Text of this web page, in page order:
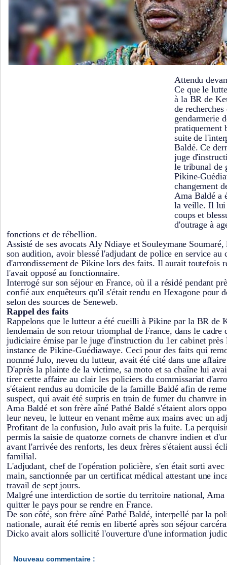
Attendu
Ce que le
à la BR de
de
gendarmerie
pratiquement
suite de
Baldé. Ce
juge
le tribunal de
Pikine-
changement
Ama Baldé a
la veille. Il lui
coups et
d'outrage à
fonctions et de rébellion.
Assisté de ses avocats Aly Ndiaye et Souleymane
son audition, avoir blessé l'adjudant de police en service au
d'arrondissement de Pikine lors des faits. Il aurait toutefois
l'avait opposé au fonctionnaire.
Interrogé sur son séjour en France, où il a résidé pendant
confié aux enquêteurs qu'il s'était rendu en Hexagone pour
selon des sources de Seneweb.
Rappel des faits
Rappelons que le lutteur a été cueilli à Pikine par la BR de
lendemain de son retour triomphal de France, dans le cadre
judiciaire émise par le juge d'instruction du 1er cabinet près
instance de Pikine-Guédiawaye. Ceci pour des faits qui
nommé Julo, neveu du lutteur, avait été cité dans une
D'après la plainte de la victime, sa moto et sa chaîne lui
tirer cette affaire au clair les policiers du commissariat
s'étaient rendus au domicile de la famille Baldé afin de
suspect, qui avait été surpris en train de fumer du chanvre
Ama Baldé et son frère aîné Pathé Baldé s'étaient alors
leur neveu, le lutteur en venant même aux mains avec un
Profitant de la confusion, Julo avait pris la fuite. La
permis la saisie de quatorze cornets de chanvre indien et
avant l'arrivée des renforts, les deux frères s'étaient aussi
familial.
L'adjudant, chef de l'opération policière, s'en était sorti avec
main, sanctionnée par un certificat médical attestant une
travail de sept jours.
Malgré une interdiction de sortie du territoire national, Ama
quitter le pays pour se rendre en France.
De son côté, son frère aîné Pathé Baldé, interpellé par la
nationale, aurait été remis en liberté après son séjour
Dicko avait alors sollicité l'ouverture d'une information
Nouveau commentaire :